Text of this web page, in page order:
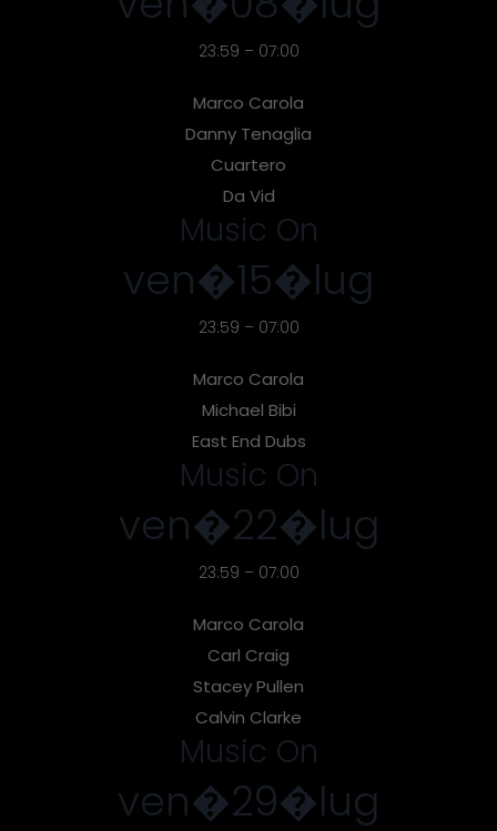
23:59 – 07:00
Marco Carola
Danny Tenaglia
Cuartero
Da Vid
Music On
ven�15�lug
23:59 – 07:00
Marco Carola
Michael Bibi
East End Dubs
Music On
ven�22�lug
23:59 – 07:00
Marco Carola
Carl Craig
Stacey Pullen
Calvin Clarke
Music On
ven�29�lug